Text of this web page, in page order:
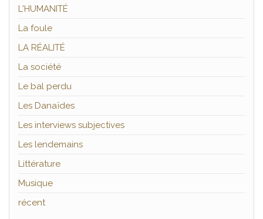
L'HUMANITÉ
La foule
LA RÉALITÉ
La société
Le bal perdu
Les Danaïdes
Les interviews subjectives
Les lendemains
Littérature
Musique
récent